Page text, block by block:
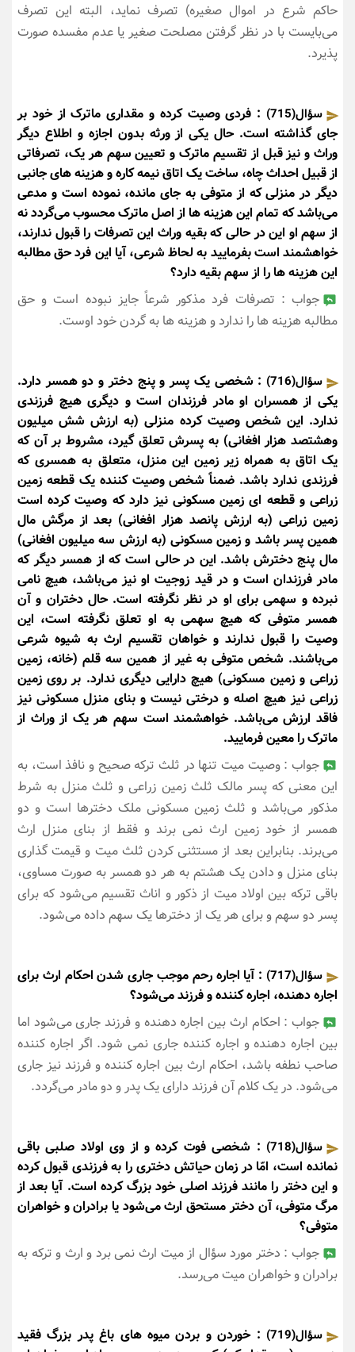
حاکم شرع در اموال صغیره) تصرف نماید، البته این تصرف
می‌بایست با در نظر گرفتن مصلحت صغیر یا عدم مفسده صورت
پذیرد.
سؤال(715)
: فردی وصیت کرده و مقداری ماترک از خود بر
جای گذاشته است. حال یکی از ورثه بدون اجازه و اطلاع دیگر
وراث و نیز قبل از تقسیم ماترک و تعیین سهم هر یک، تصرفاتی
از قبیل احداث چاه، ساخت یک اتاق نیمه کاره و هزینه های جانبی
دیگر در منزلی که از متوفی به جای مانده، نموده است و مدعی
می‌باشد که تمام این هزینه ها از اصل ماترک محسوب می‌گردد نه
از سهم او این در حالی که بقیه وراث این تصرفات را قبول ندارند،
خواهشمند است بفرمایید به لحاظ شرعی، آیا این فرد حق مطالبه
این هزینه ها را از سهم بقیه دارد؟
جواب : تصرفات فرد مذکور شرعاً جایز نبوده است و حق
مطالبه هزینه ها را ندارد و هزینه ها به گردن خود اوست.
سؤال(716)
: شخصی یک پسر و پنج دختر و دو همسر دارد.
یکی از همسران او مادر فرزندان است و دیگری هیچ فرزندی
ندارد. این شخص وصیت کرده منزلی (به ارزش شش میلیون
وهشتصد هزار افغانی) به پسرش تعلق گیرد، مشروط بر آن که
یک اتاق به همراه زیر زمین این منزل، متعلق به همسری که
فرزندی ندارد باشد. ضمناً شخص وصیت کننده یک قطعه زمین
زراعی و قطعه ای زمین مسکونی نیز دارد که وصیت کرده است
زمین زراعی (به ارزش پانصد هزار افغانی) بعد از مرگش مال
همین پسر باشد و زمین مسکونی (به ارزش سه میلیون افغانی)
مال پنج دخترش باشد. این در حالی است که از همسر دیگر که
مادر فرزندان است و در قید زوجیت او نیز می‌باشد، هیچ نامی
نبرده و سهمی برای او در نظر نگرفته است. حال دختران و آن
همسر متوفی که هیچ سهمی به او تعلق نگرفته است، این
وصیت را قبول ندارند و خواهان تقسیم ارث به شیوه شرعی
می‌باشند. شخص متوفی به غیر از همین سه قلم (خانه، زمین
زراعی و زمین مسکونی) هیچ دارایی دیگری ندارد. بر روی زمین
زراعی نیز هیچ اصله و درختی نیست و بنای منزل مسکونی نیز
فاقد ارزش می‌باشد. خواهشمند است سهم هر یک از وراث از
ماترک را معین فرمایید.
جواب : وصیت میت تنها در ثلث ترکه صحیح و نافذ است، به
این معنی که پسر مالک ثلث زمین زراعی و ثلث منزل به شرط
مذکور می‌باشد و ثلث زمین مسکونی ملک دخترها است و دو
همسر از خود زمین ارث نمی برند و فقط از بنای منزل ارث
می‌برند. بنابراین بعد از مستثنی کردن ثلث میت و قیمت گذاری
بنای منزل و دادن یک هشتم به هر دو همسر به صورت مساوی،
باقی ترکه بین اولاد میت از ذکور و اناث تقسیم می‌شود که برای
پسر دو سهم و برای هر یک از دخترها یک سهم داده می‌شود.
سؤال(717)
: آیا اجاره رحم موجب جاری شدن احکام ارث برای
اجاره دهنده، اجاره کننده و فرزند می‌شود؟
جواب : احکام ارث بین اجاره دهنده و فرزند جاری می‌شود اما
بین اجاره دهنده و اجاره کننده جاری نمی شود. اگر اجاره کننده
صاحب نطفه باشد، احکام ارث بین اجاره کننده و فرزند نیز جاری
می‌شود. در یک کلام آن فرزند دارای یک پدر و دو مادر می‌گردد.
سؤال(718)
: شخصی فوت کرده و از وی اولاد صلبی باقی
نمانده است، امّا در زمان حیاتش دختری را به فرزندی قبول کرده
و این دختر را مانند فرزند اصلی خود بزرگ کرده است. آیا بعد از
مرگ متوفی، آن دختر مستحق ارث می‌شود یا برادران و خواهران
متوفی؟
جواب : دختر مورد سؤال از میت ارث نمی برد و ارث و ترکه به
برادران و خواهران میت می‌رسد.
سؤال(719)
: خوردن و بردن میوه های باغ پدر بزرگ فقید